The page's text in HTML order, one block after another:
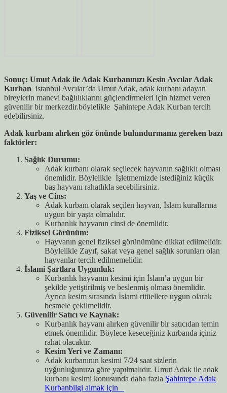
Sonuç: Umut Adak ile Adak Kurbanınızı Kesin Avcılar Adak
Kurban istanbul Avcılar’da Umut Adak, adak kurbanı adayan
bireylerin manevi bağlılıklarını güçlendirmeleri için hizmet veren
güvenilir bir merkezdir.böylelikle Şahintepe Adak Kurban tercih
edebilirsiniz.
Adak kurbanı alırken göz önünde bulundurmanız gereken bazı
faktörler:
Sağlık Durumu:
Adak kurbanı olarak seçilecek hayvanın sağlıklı olması
önemlidir. Böylelikle İşletmemizde istediğiniz küçük
baş hayvanı rahatlıkla secebilirsiniz.
Yaş ve Cins:
Adak kurbanı olarak seçilen hayvan, İslam kurallarına
uygun bir yaşta olmalıdır.
Kurbanlık hayvanın cinsi de önemlidir.
Fiziksel Görünüm:
Hayvanın genel fiziksel görünümüne dikkat edilmelidir.
Böylelikle Zayıf, sakat veya genel sağlık sorunları olan
hayvanlar tercih edilmemelidir.
İslami Şartlara Uygunluk:
Kurbanlık hayvanın kesimi için İslam’a uygun bir
şekilde yetiştirilmiş ve beslenmiş olması önemlidir.
Ayrıca kesim sırasında İslami ritüellere uygun olarak
besmele çekilmelidir.
Güvenilir Satıcı ve Kaynak:
Kurbanlık hayvanı alırken güvenilir bir satıcıdan temin
etmek önemlidir. Böylece keseceğiniz kurbanda içiniz
rahat olacaktır.
Kesim Yeri ve Zamanı:
Adak kurbanının kesimi 7/24 saat sizlerin
uyğunluğunuza göre yapılmalıdır. Umut Adak ile adak
kurbanı kesimi konusunda daha fazla Şahintepe Adak
Kurbanbilgi almak için